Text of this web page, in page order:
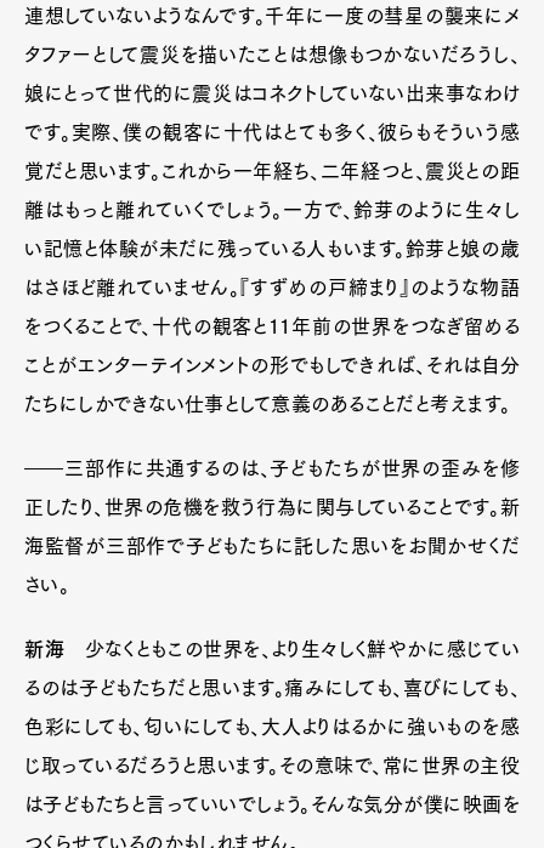
連想していないようなんです。千年に一度の彗星の襲来にメ
タファーとして震災を描いたことは想像もつかないだろうし、
娘にとって世代的に震災はコネクトしていない出来事なわけ
です。実際、僕の観客に十代はとても多く、彼らもそういう感
覚だと思います。これから一年経ち、二年経つと、震災との距
離はもっと離れていくでしょう。一方で、鈴芽のように生々し
い記憶と体験が未だに残っている人もいます。鈴芽と娘の歳
はさほど離れていません。『すずめの戸締まり』のような物語
をつくることで、十代の観客と11年前の世界をつなぎ留める
ことがエンターテインメントの形でもしできれば、それは自分
たちにしかできない仕事として意義のあることだと考えます。
――三部作に共通するのは、子どもたちが世界の歪みを修
正したり、世界の危機を救う行為に関与していることです。新
海監督が三部作で子どもたちに託した思いをお聞かせくだ
さい。
新海 少なくともこの世界を、より生々しく鮮やかに感じてい
るのは子どもたちだと思います。痛みにしても、喜びにしても、
色彩にしても、匂いにしても、大人よりはるかに強いものを感
じ取っているだろうと思います。その意味で、常に世界の主役
は子どもたちと言っていいでしょう。そんな気分が僕に映画を
つくらせているのかもしれません。